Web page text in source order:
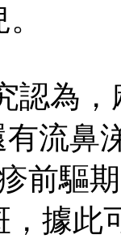
為，
流鼻
前驅
據此